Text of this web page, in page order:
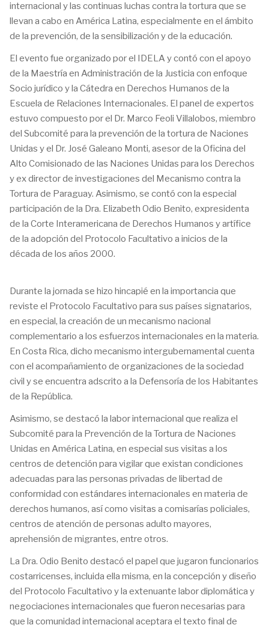
internacional y las continuas luchas contra la tortura que se
llevan a cabo en América Latina, especialmente en el ámbito
de la prevención, de la sensibilización y de la educación.
El evento fue organizado por el IDELA y contó con el apoyo
de la Maestría en Administración de la Justicia con enfoque
Socio jurídico y la Cátedra en Derechos Humanos de la
Escuela de Relaciones Internacionales. El panel de expertos
estuvo compuesto por el Dr. Marco Feoli Villalobos, miembro
del Subcomité para la prevención de la tortura de Naciones
Unidas y el Dr. José Galeano Monti, asesor de la Oficina del
Alto Comisionado de las Naciones Unidas para los Derechos
y ex director de investigaciones del Mecanismo contra la
Tortura de Paraguay. Asimismo, se contó con la especial
participación de la Dra. Elizabeth Odio Benito, expresidenta
de la Corte Interamericana de Derechos Humanos y artífice
de la adopción del Protocolo Facultativo a inicios de la
década de los años 2000.
Durante la jornada se hizo hincapié en la importancia que
reviste el Protocolo Facultativo para sus países signatarios,
en especial, la creación de un mecanismo nacional
complementario a los esfuerzos internacionales en la materia.
En Costa Rica, dicho mecanismo intergubernamental cuenta
con el acompañamiento de organizaciones de la sociedad
civil y se encuentra adscrito a la Defensoría de los Habitantes
de la República.
Asimismo, se destacó la labor internacional que realiza el
Subcomité para la Prevención de la Tortura de Naciones
Unidas en América Latina, en especial sus visitas a los
centros de detención para vigilar que existan condiciones
adecuadas para las personas privadas de libertad de
conformidad con estándares internacionales en materia de
derechos humanos, así como visitas a comisarías policiales,
centros de atención de personas adulto mayores,
aprehensión de migrantes, entre otros.
La Dra. Odio Benito destacó el papel que jugaron funcionarios
costarricenses, incluida ella misma, en la concepción y diseño
del Protocolo Facultativo y la extenuante labor diplomática y
negociaciones internacionales que fueron necesarias para
que la comunidad internacional aceptara el texto final de